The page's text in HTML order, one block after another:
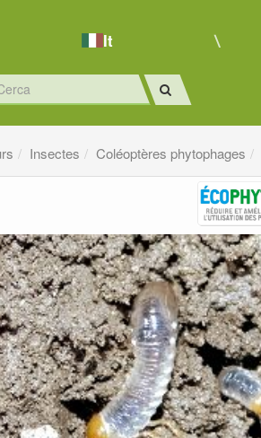
It
Insectes Coléoptères phytophages